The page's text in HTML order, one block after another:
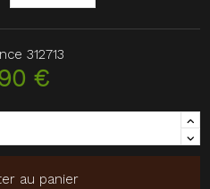
312713
€
au panier